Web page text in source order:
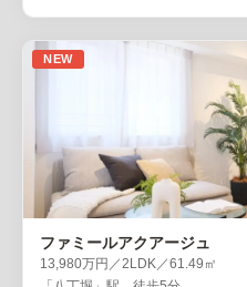
NEW
ファミールアクアージュ
13,980万円／2LDK／61.49㎡